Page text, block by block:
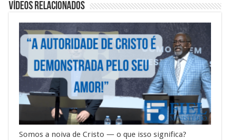
Vídeos Relacionados
Somos a noiva de Cristo — o que isso significa?